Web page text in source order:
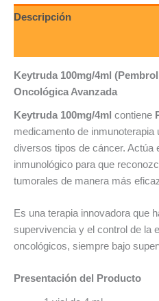
Descripción
Keytruda 100mg/4ml
Oncológica Avanzada
Keytruda 100mg/4ml contiene
medicamento de inmunoterapia
diversos tipos de cáncer. Actúa
inmunológico para que
tumorales de manera más
Es una terapia innovadora que
supervivencia y el control de la
oncológicos, siempre bajo
Presentación del Producto